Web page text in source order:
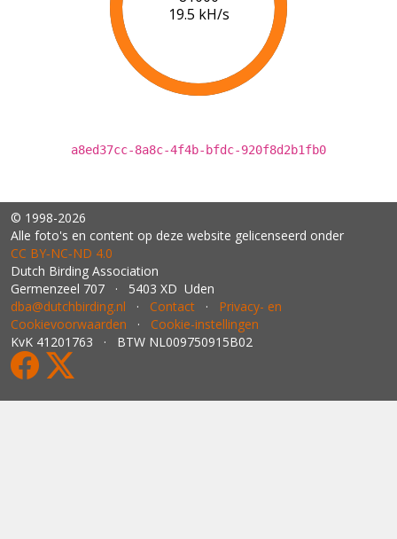
19.7 kH/s
a8ed37cc-8a8c-4f4b-bfdc-920f8d2b1fb0
© 1998-2026
Alle foto's en content op deze website gelicenseerd onder
CC BY‑NC‑ND 4.0
Dutch Birding Association
Germenzeel 707 · 5403 XD Uden
dba@dutchbirding.nl · Contact · Privacy- en
Cookievoorwaarden · Cookie-instellingen
KvK 41201763 · BTW NL009750915B02